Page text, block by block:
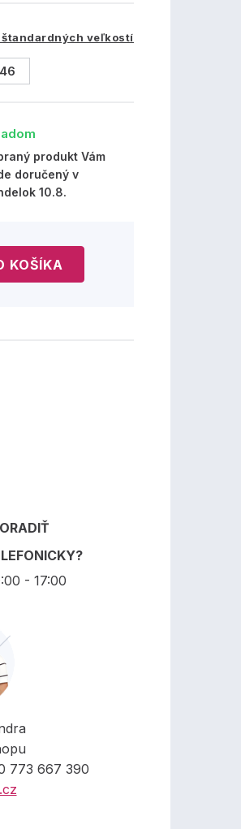
štandardných veľkostí
46
produkt Vám
doručený v
10.8.
- 17:00
773 667 390